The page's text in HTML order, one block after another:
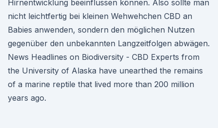
Hirnentwicklung beeinflussen können. Also sollte man
nicht leichtfertig bei kleinen Wehwehchen CBD an
Babies anwenden, sondern den möglichen Nutzen
gegenüber den unbekannten Langzeitfolgen abwägen.
News Headlines on Biodiversity - CBD Experts from
the University of Alaska have unearthed the remains
of a marine reptile that lived more than 200 million
years ago.